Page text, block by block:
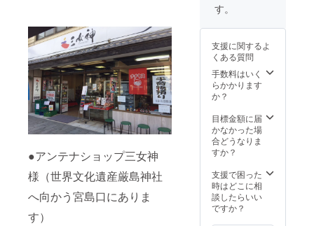
●アンテナショップ三女神
様（世界文化遺産厳島神社
へ向かう宮島口にありま
す）
す。
支援に関するよ
くある質問
手数料はいく
らかかります
か？
目標金額に届
かなかった場
合どうなりま
すか？
支援で困った
時はどこに相
談したらいい
ですか？